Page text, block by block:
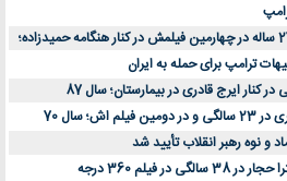
ترامپ برای حمله به ایران
کنار ایرج قادری در بیمارستان؛ سال 87
سال 70
و نوه رهبر انقلاب تأیید شد
فیلم 360 درجه